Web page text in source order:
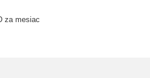
za mesiac